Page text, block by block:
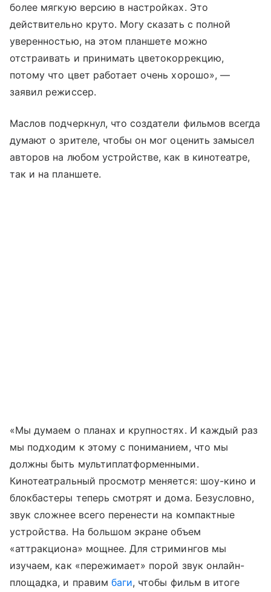
более мягкую версию в настройках. Это
действительно круто. Могу сказать с полной
уверенностью, на этом планшете можно
отстраивать и принимать цветокоррекцию,
потому что цвет работает очень хорошо», —
заявил режиссер.
Маслов подчеркнул, что создатели фильмов всегда
думают о зрителе, чтобы он мог оценить замысел
авторов на любом устройстве, как в кинотеатре,
так и на планшете.
«Мы думаем о планах и крупностях. И каждый раз
мы подходим к этому с пониманием, что мы
должны быть мультиплатформенными.
Кинотеатральный просмотр меняется: шоу-кино и
блокбастеры теперь смотрят и дома. Безусловно,
звук сложнее всего перенести на компактные
устройства. На большом экране объем
«аттракциона» мощнее. Для стримингов мы
изучаем, как «пережимает» порой звук онлайн-
площадка, и правим баги, чтобы фильм в итоге